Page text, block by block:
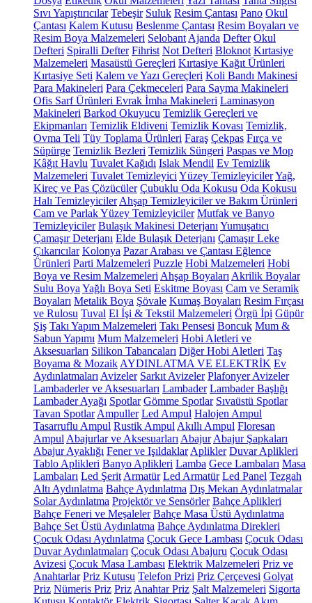
Sıvı Yapıştırıcılar Tebeşir Suluk Resim Çantası Pano Okul
Çantası Kalem Kutusu Beslenme Çantası Resim Boyaları ve
Resim Boya Malzemeleri Selobant Ajanda Defter Okul
Defteri Spiralli Defter Fihrist Not Defteri Bloknot Kırtasiye
Malzemeleri Masaüstü Gereçleri Kırtasiye Kağıt Ürünleri
Kırtasiye Seti Kalem ve Yazı Gereçleri Koli Bandı Makinesi
Para Makineleri Para Çekmeceleri Para Sayma Makineleri
Ofis Sarf Ürünleri Evrak İmha Makineleri Laminasyon
Makineleri Barkod Okuyucu Temizlik Gereçleri ve
Ekipmanları Temizlik Eldiveni Temizlik Kovası Temizlik,
Ovma Teli Tüy Toplama Ürünleri Faraş Çekpas Fırça ve
Süpürge Temizlik Bezleri Temizlik Süngeri Paspas ve Mop
Kâğıt Havlu Tuvalet Kağıdı Islak Mendil Ev Temizlik
Malzemeleri Tuvalet Temizleyici Yüzey TemizleyicilerYağ,
Kireç ve Pas Çözücüler Çubuklu Oda Kokusu Oda Kokusu
Halı Temizleyiciler Ahşap Temizleyiciler ve Bakım Ürünleri
Cam ve Parlak Yüzey Temizleyiciler Mutfak ve Banyo
Temizleyiciler Bulaşık Makinesi Deterjanı Yumuşatıcı
Çamaşır Deterjanı Elde Bulaşık Deterjanı Çamaşır Leke
Çıkarıcılar Kolonya Pazar Arabası ve Çantası Eğlence
Ürünleri Parti Malzemeleri Puzzle Hobi Malzemeleri Hobi
Boya ve Resim Malzemeleri Ahşap Boyaları Akrilik Boyalar
Sulu Boya Yağlı Boya Seti Eskitme Boyası Cam ve Seramik
Boyaları Metalik Boya Şövale Kumaş Boyaları Resim Fırçası
ve Rulosu Tuval El İşi & Tekstil Malzemeleri Örgü İpi Güpür
Şiş Takı Yapım Malzemeleri Takı Pensesi Boncuk Mum &
Sabun Yapımı Mum Malzemeleri Hobi Aletleri ve
Aksesuarları Silikon Tabancaları Diğer Hobi Aletleri Taş
Boyama & Mozaik AYDINLATMA VE ELEKTRİK Ev
Aydınlatmaları Avizeler Sarkıt Avizeler Plafonyer Avizeler
Lambaderler ve Aksesuarları Lambader Lambader Başlığı
Lambader Ayağı Spotlar Gömme Spotlar Sıvaüstü Spotlar
Tavan Spotlar Ampuller Led Ampul Halojen Ampul
Tasarruflu Ampul Rustik Ampul Akıllı Ampul Floresan
Ampul Abajurlar ve Aksesuarları Abajur Abajur Şapkaları
Abajur Ayaklığı Fener ve Işıldaklar Aplikler Duvar Aplikleri
Tablo Aplikleri Banyo Aplikleri Lamba Gece Lambaları Masa
Lambaları Led Şerit Armatür Led Armatür Led Panel Tezgah
Altı Aydınlatma Bahçe Aydınlatma Dış Mekan Aydınlatmalar
Solar Aydınlatma Projektör ve Sensörler Bahçe Aplikleri
Bahçe Feneri ve Meşaleler Bahçe Masa Üstü Aydınlatma
Bahçe Set Üstü Aydınlatma Bahçe Aydınlatma Direkleri
Çocuk Odası Aydınlatma Çocuk Gece Lambası Çocuk Odası
Duvar Aydınlatmaları Çocuk Odası Abajuru Çocuk Odası
Avizesi Çocuk Masa Lambası Elektrik Malzemeleri Priz ve
Anahtarlar Priz Kutusu Telefon Prizi Priz Çerçevesi Golyat
Priz Nümeris Priz Priz Anahtar Priz Şalt Malzemeleri Sigorta